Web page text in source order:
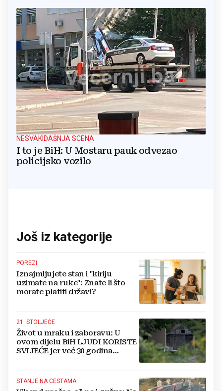
NESVAKIDAŠNJA SCENA
I to je BiH: U Mostaru pauk odvezao
policijsko vozilo
Još iz kategorije
POREZI
Iznajmljujete stan i "kiriju
uzimate na ruke": Znate li što
morate platiti državi?
21. STOLJEĆE
Život u mraku i zaboravu: U
ovom dijelu BiH LJUDI KORISTE
SVIJEĆE jer već 30 godina
STANJE NA CESTAMA